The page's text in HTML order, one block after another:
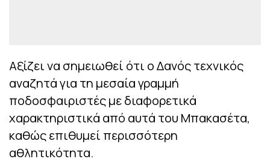
Αξίζει να σημειωθεί ότι ο Δανός τεχνικός
αναζητά για τη μεσαία γραμμή
ποδοσφαιριστές με διαφορετικά
χαρακτηριστικά από αυτά του Μπακασέτα,
καθώς επιθυμεί περισσότερη
αθλητικότητα.